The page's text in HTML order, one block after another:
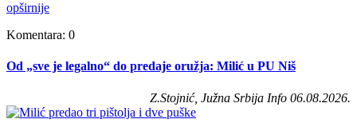
opširnije
Komentara: 0
Od „sve je legalno“ do predaje oružja: Milić u PU Niš
Z.Stojnić, Južna Srbija Info 06.08.2026.